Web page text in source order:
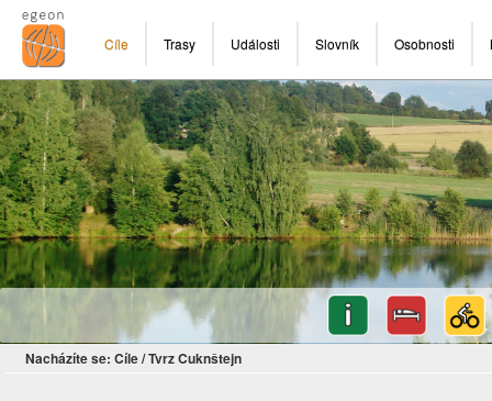
Cíle Trasy Události Slovník Osobnosti
Nacházíte se: Cíle/Tvrz Cuknštejn